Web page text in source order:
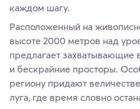
каждом шагу.
Расположенный на
высоте 2000 метров над
предлагает
и бескрайние просторы.
региону придают
луга, где время словно